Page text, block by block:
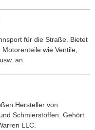
für die Straße. Bietet
wie Ventile,
an.
Hersteller von
Schmierstoffen. Gehört
LLC.